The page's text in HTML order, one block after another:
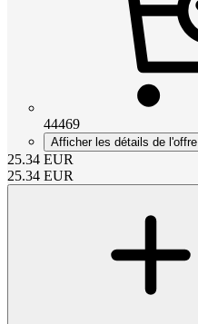
44469
Afficher les détails de l'offre
25.34 EUR
25.34 EUR